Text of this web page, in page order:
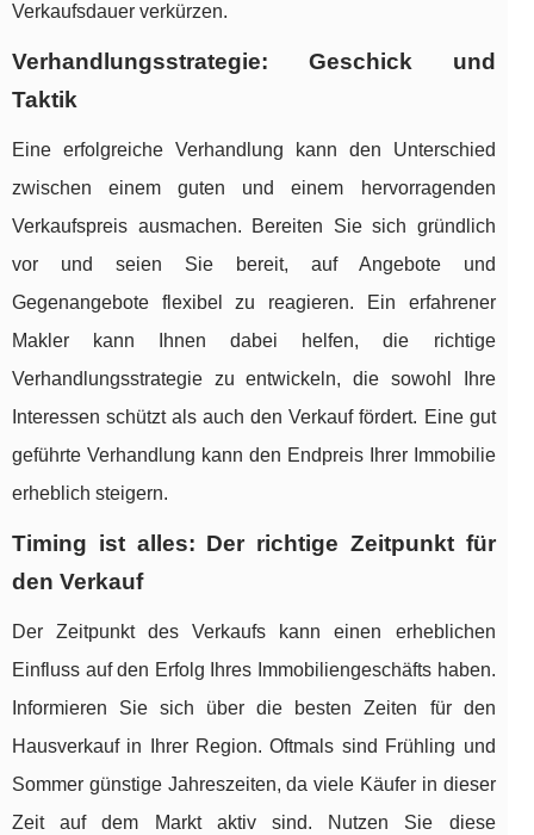
Verkaufsdauer verkürzen.
Verhandlungsstrategie: Geschick und
Taktik
Eine erfolgreiche Verhandlung kann den Unterschied
zwischen einem guten und einem hervorragenden
Verkaufspreis ausmachen. Bereiten Sie sich gründlich
vor und seien Sie bereit, auf Angebote und
Gegenangebote flexibel zu reagieren. Ein erfahrener
Makler kann Ihnen dabei helfen, die richtige
Verhandlungsstrategie zu entwickeln, die sowohl Ihre
Interessen schützt als auch den Verkauf fördert. Eine gut
geführte Verhandlung kann den Endpreis Ihrer Immobilie
erheblich steigern.
Timing ist alles: Der richtige Zeitpunkt für
den Verkauf
Der Zeitpunkt des Verkaufs kann einen erheblichen
Einfluss auf den Erfolg Ihres Immobiliengeschäfts haben.
Informieren Sie sich über die besten Zeiten für den
Hausverkauf in Ihrer Region. Oftmals sind Frühling und
Sommer günstige Jahreszeiten, da viele Käufer in dieser
Zeit auf dem Markt aktiv sind. Nutzen Sie diese